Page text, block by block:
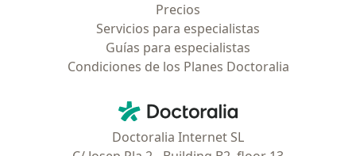
Precios
Servicios para especialistas
Guías para especialistas
Condiciones de los Planes Doctoralia
Doctoralia - Página de inicio
Doctoralia Internet SL